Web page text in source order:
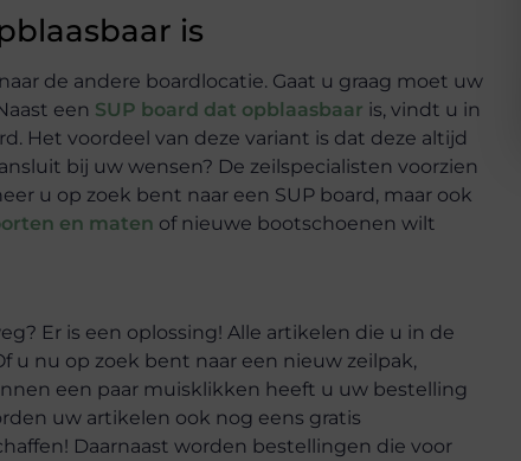
is
de andere boardlocatie. Gaat u graag moet uw
een SUP board dat opblaasbaar is, vindt u in
Het voordeel van deze variant is dat deze altijd
bij uw wensen? De zeilspecialisten voorzien
u op zoek bent naar een SUP board, maar ook
en maten of nieuwe bootschoenen wilt
Er is een oplossing! Alle artikelen die u in de
u nu op zoek bent naar een nieuw zeilpak,
een paar muisklikken heeft u uw bestelling
uw artikelen ook nog eens gratis
Daarnaast worden bestellingen die voor